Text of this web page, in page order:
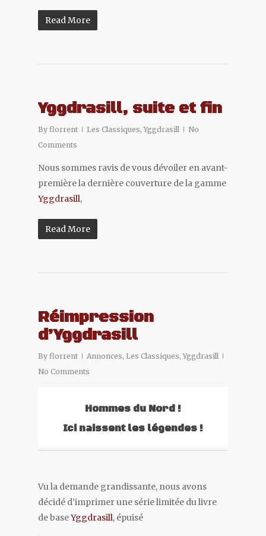
Read More
Yggdrasill, suite et fin
By florrent Les Classiques,Yggdrasill
No
Comments
Nous sommes ravis de vous dévoiler en avant-
première la dernière couverture de la gamme
Yggdrasill,
Read More
Réimpression
d’Yggdrasill
By florrent Annonces, Les Classiques,Yggdrasill
No Comments
Hommes du Nord !
Ici naissent les légendes !
Vu la demande grandissante, nous avons
décidé d’imprimer une série limitée du livre
de baseYggdrasill, épuisé